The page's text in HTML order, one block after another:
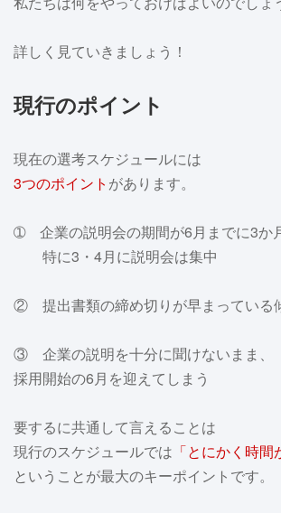
詳しく見ていきましょう！
現行のポイント
現在の選考スケジュールには
3つのポイント があります。
➀ 企業の説明会の期間が6月までに3か
特に3・4月に説明会は集中
② 提出書類の締め切りが早まっている
③ 企業の説明を十分に聞けないまま、
採用開始の6月を迎えてしまう
要するに共通して言えることは
現行のスケジュールでは 「とにかく時間
ということが最大のキーポイントです。